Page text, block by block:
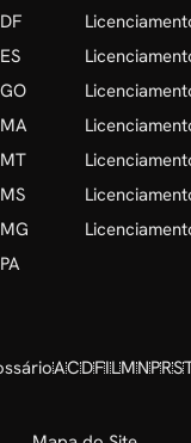
ACDFILMNPRS